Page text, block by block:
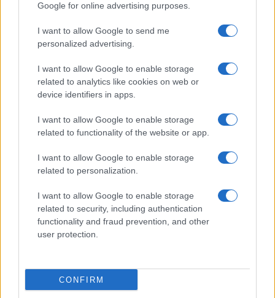
Google for online advertising purposes.
I want to allow Google to send me
personalized advertising.
I want to allow Google to enable storage
related to analytics like cookies on web or
device identifiers in apps.
I want to allow Google to enable storage
related to functionality of the website or app.
I want to allow Google to enable storage
related to personalization.
I want to allow Google to enable storage
related to security, including authentication
functionality and fraud prevention, and other
user protection.
CONFIRM
Análisis de la crisis migratoria en Ceuta y
Sánchez